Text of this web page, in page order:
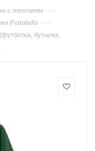
c логотипом —
Portobello —
бутылка,